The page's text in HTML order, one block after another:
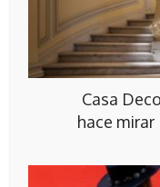
Casa
hace